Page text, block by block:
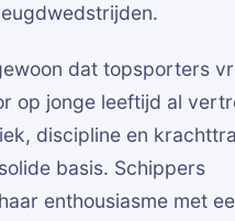
dat topsporters
op jonge leeftijd al
discipline en
basis. Schippers
enthousiasme met